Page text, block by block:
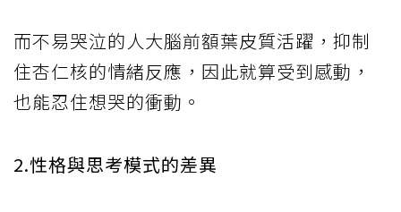
而不易哭泣的人大腦前額葉皮質活躍，抑制
住杏仁核的情緒反應，因此就算受到感動，
也能忍住想哭的衝動。
2.性格與思考模式的差異